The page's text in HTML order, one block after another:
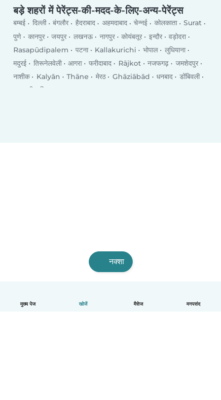
मुख्य पेज खोजें मैसेज मनपसंद
बड़े शहरों में पेरेंट्स-की-मदद-के-लिए-अन्य-पेरेंट्स
बम्बई दिल्ली बंगलौर हैदराबाद अहमदाबाद चेन्नई कोलकाता
Surat
पुणे
कानपुर जयपुर लखनऊ नागपुर कोयंबतूर इन्दौर
वड़ोदरा
Rasapūdipalem
पटना Kallakurichi भोपाल
लुधियाना
मदुरई
तिरूनेलवेली आगरा फरीदाबाद Rājkot नजफगढ़
जमशेदपुर
नाशीक
Kalyān Thāne मेरठ Ghāziābād धनबाद
डोंबिवली
वाराणसी
विजयवाडा
नक्शा